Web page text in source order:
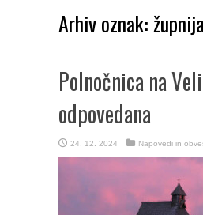
Arhiv oznak:
Polnočnica na
odpovedana
24. 12. 2024 Napovedi in